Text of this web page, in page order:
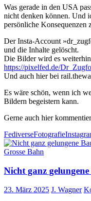
Was gerade in den USA
nicht denken können. Und
persönliche Konsequenzen
Der Insta-Account
und die Inhalte gelöscht.
Die Bilder wird es
https://pixelfed.de/
Und auch hier bei
Es wäre schön, wenn ich
Bildern begeistern kann.
Gerne auch hier
FediverseFotografie
Grosse Bahn
Nicht ganz
23. März 2025 J. Wagner